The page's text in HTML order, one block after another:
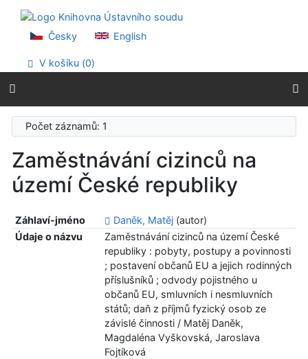
Přejít na menu
Prohlášení o webové přístupnosti
Česky English
V košíku (0)
Počet záznamů: 1
Zaměstnávání cizinců na
území České republiky
Záhlaví-jméno Daněk, Matěj(autor)
Údaje o názvu
Zaměstnávání cizinců na území České
republiky : pobyty, postupy a povinnosti
; postavení občanů EU a jejich rodinných
příslušníků ; odvody pojistného u
občanů EU, smluvních i nesmluvních
států; daň z příjmů fyzický osob ze
závislé činnosti / Matěj Daněk,
Magdaléna Vyškovská, Jaroslava
Fojtíková